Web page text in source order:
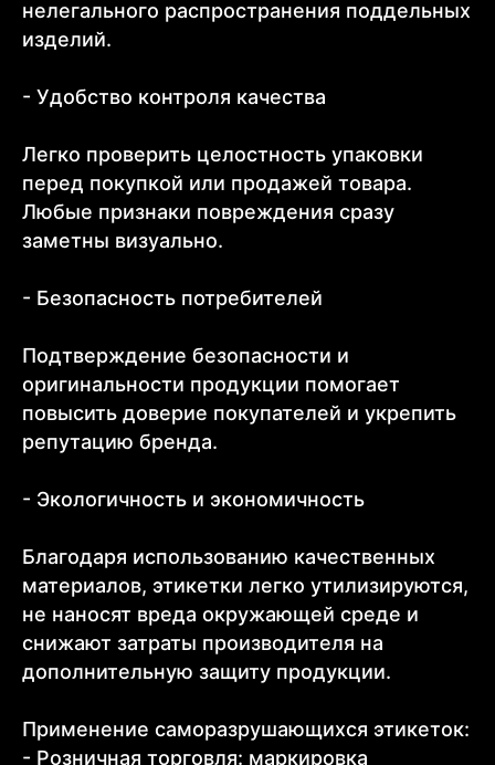
нелегального распространения поддельных
изделий.
- Удобство контроля качества
Легко проверить целостность упаковки
перед покупкой или продажей товара.
Любые признаки повреждения сразу
заметны визуально.
- Безопасность потребителей
Подтверждение безопасности и
оригинальности продукции помогает
повысить доверие покупателей и укрепить
репутацию бренда.
- Экологичность и экономичность
Благодаря использованию качественных
материалов, этикетки легко утилизируются,
не наносят вреда окружающей среде и
снижают затраты производителя на
дополнительную защиту продукции.
Применение саморазрушающихся этикеток:
- Розничная торговля: маркировка